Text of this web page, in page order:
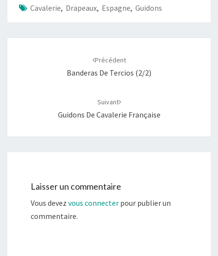
Cavalerie, Drapeaux, Espagne, Guidons
Précédent
Banderas De Tercios (2/2)
Suivant
Guidons De Cavalerie Française
Laisser un commentaire
Vous devez vous connecter pour publier un
commentaire.